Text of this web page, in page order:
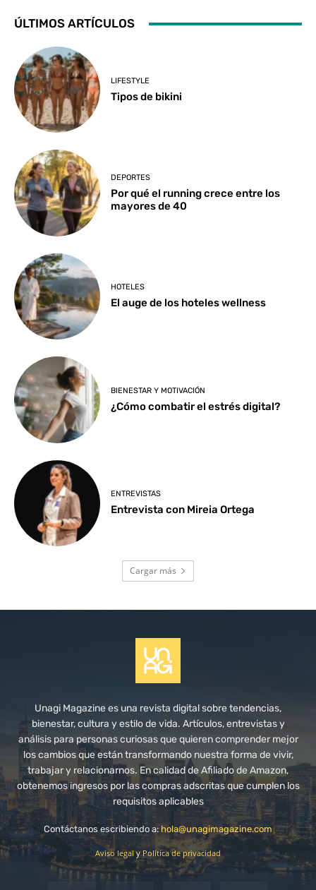
ÚLTIMOS ARTÍCULOS
LIFESTYLE
Tipos de bikini
DEPORTES
Por qué el running crece entre los
mayores de 40
HOTELES
El auge de los hoteles wellness
BIENESTAR Y MOTIVACIÓN
¿Cómo combatir el estrés digital?
ENTREVISTAS
Entrevista con Mireia Ortega
Cargar más
Unagi Magazine es una revista digital sobre tendencias,
bienestar, cultura y estilo de vida. Artículos, entrevistas y
análisis para personas curiosas que quieren comprender mejor
los cambios que están transformando nuestra forma de vivir,
trabajar y relacionarnos. En calidad de Afiliado de Amazon,
obtenemos ingresos por las compras adscritas que cumplen los
requisitos aplicables
Contáctanos escribiendo a:hola@unagimagazine.com
Aviso legalyPolítica de privacidad